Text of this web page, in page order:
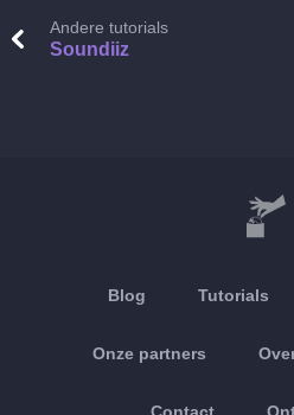
Andere tutorials
Soundiiz
Blog Tutorials
Onze partners